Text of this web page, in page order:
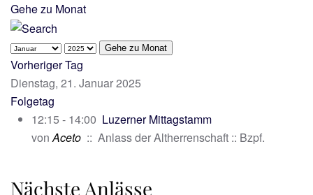
Gehe zu Monat
Gehe zu Monat
Vorheriger Tag
Dienstag, 21. Januar 2025
Folgetag
12:15 - 14:00 Luzerner Mittagstamm
vonAceto :: Anlass der Altherrenschaft :: Bzpf.
Nächste Anlässe